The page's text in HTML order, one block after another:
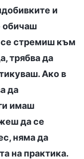
и
обичаш
се стремиш към
трябва да
Ако в
да
имаш
да се
няма да
на практика.